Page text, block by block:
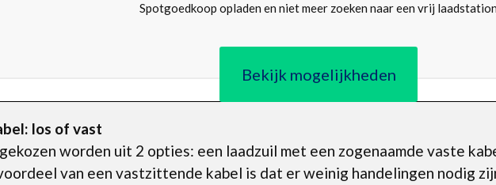
Spotgoedkoop opladen en niet meer zoeken naar een vrij
Bekijk mogelijkheden
los of vast
worden uit 2 opties: een laadzuil met een zogenaamde vaste
van een vastzittende kabel is dat er weinig handelingen nodig